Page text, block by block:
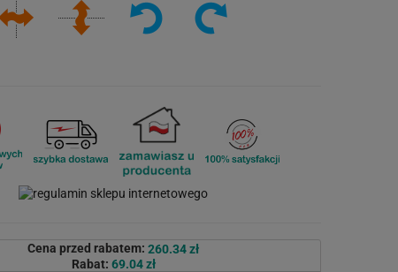
Cena przed rabatem: 260.34 zł
Rabat: 69.04 zł